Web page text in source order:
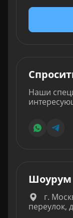
Наши
Шоурум
г.
переулок,